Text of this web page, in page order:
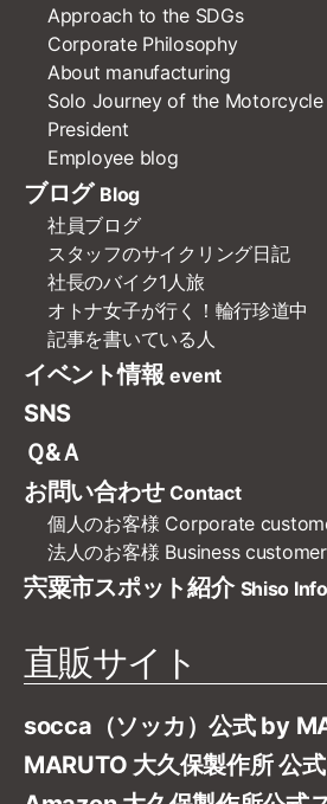
Approach to the SDGs
Corporate Philosophy
About manufacturing
Solo Journey of the
President
Employee blog
ブログ Blog
社員ブログ
スタッフのサイクリング日記
社長のバイク1人旅
オトナ女子が行く！輪行珍道中
記事を書いている人
イベント情報 event
SNS
Ｑ&Ａ
お問い合わせ Contact
個人のお客様 Corporate
法人のお客様 Business customer
宍粟市スポット紹介 Shiso
直販サイト
socca（ソッカ）公式 by
MARUTO 大久保製作所 公